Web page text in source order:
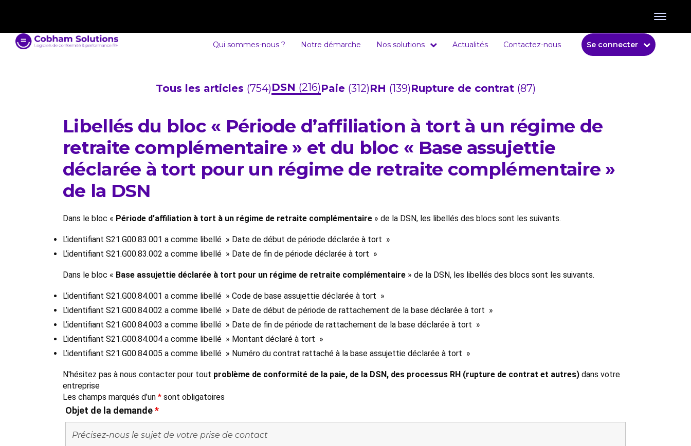
Qui sommes-nous ? Notre démarche Nos solutions Actualités Contactez-nous Se connecter
Tous les articles (754)DSN (216)Paie (312)RH (139)Rupture de contrat (87)
Libellés du bloc « Période d’affiliation à tort à un régime de
retraite complémentaire » et du bloc « Base assujettie
déclarée à tort pour un régime de retraite complémentaire »
de la DSN
Dans le bloc « Période d’affiliation à tort à un régime de retraite complémentaire » de la DSN, les libellés des blocs sont les suivants.
L’identifiant S21.G00.83.001 a comme libellé » Date de début de période déclarée à tort »
L’identifiant S21.G00.83.002 a comme libellé » Date de fin de période déclarée à tort »
Dans le bloc « Base assujettie déclarée à tort pour un régime de retraite complémentaire » de la DSN, les libellés des blocs sont les suivants.
L’identifiant S21.G00.84.001 a comme libellé » Code de base assujettie déclarée à tort »
L’identifiant S21.G00.84.002 a comme libellé » Date de début de période de rattachement de la base déclarée à tort »
L’identifiant S21.G00.84.003 a comme libellé » Date de fin de période de rattachement de la base déclarée à tort »
L’identifiant S21.G00.84.004 a comme libellé » Montant déclaré à tort »
L’identifiant S21.G00.84.005 a comme libellé » Numéro du contrat rattaché à la base assujettie déclarée à tort »
N'hésitez pas à nous contacter pour tout problème de conformité de la paie, de la DSN, des processus RH (rupture de contrat et autres) dans votre
entreprise
Les champs marqués d’un * sont obligatoires
Objet de la demande*